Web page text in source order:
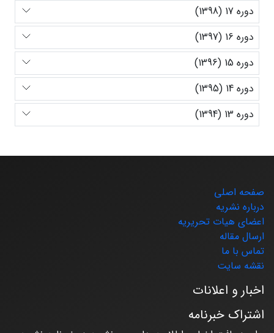
دوره 17 (1398)
دوره 16 (1397)
دوره 15 (1396)
دوره 14 (1395)
دوره 13 (1394)
صفحه اصلی
درباره نشریه
اعضای هیات تحریریه
ارسال مقاله
تماس با ما
نقشه سایت
اخبار و اعلانات
اشتراک خبرنامه